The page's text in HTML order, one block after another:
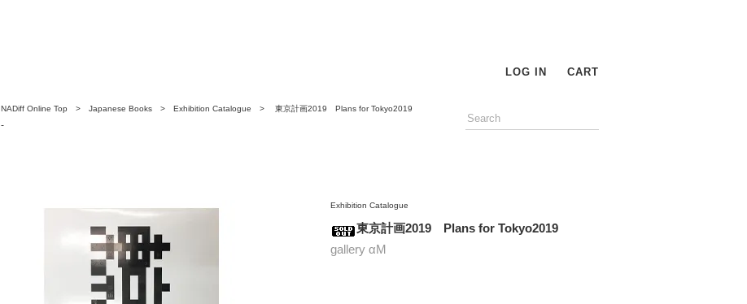
LOG IN CART
NADiff Online Top > Japanese Books > Exhibition Catalogue > 東京計画2019 Plans for Tokyo2019
-
Exhibition Catalogue
東京計画2019 Plans for Tokyo2019
gallery αM